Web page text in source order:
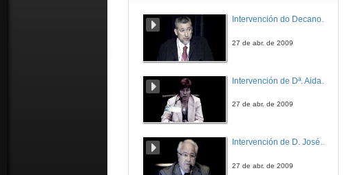
Intervención do Decano de Ciencias do Mar da Universidade de Vigo
27 de abr. de 2009
27 de abr. de 2009
Intervención de D. José Martínez
27 de abr. de 2009